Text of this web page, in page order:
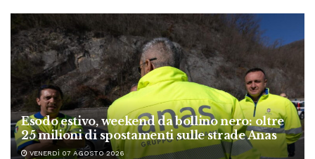
Esodo estivo, weekend da bollino nero: oltre
25 milioni di spostamenti sulle strade Anas
VENERDÌ 07 AGOSTO 2026